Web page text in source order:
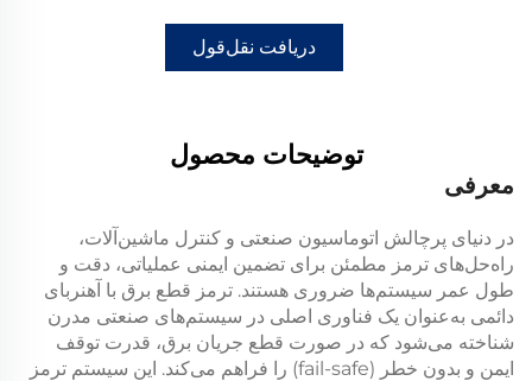
دریافت نقل‌قول
توضیحات محصول
معرفی
در دنیای پرچالش اتوماسیون صنعتی و کنترل ماشین‌آلات،
راه‌حل‌های ترمز مطمئن برای تضمین ایمنی عملیاتی، دقت و
طول عمر سیستم‌ها ضروری هستند. ترمز قطع برق با آهنربای
دائمی به‌عنوان یک فناوری اصلی در سیستم‌های صنعتی مدرن
شناخته می‌شود که در صورت قطع جریان برق، قدرت توقف
ایمن و بدون خطر (fail-safe) را فراهم می‌کند. این سیستم ترمز